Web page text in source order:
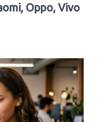
Oppo, Vivo